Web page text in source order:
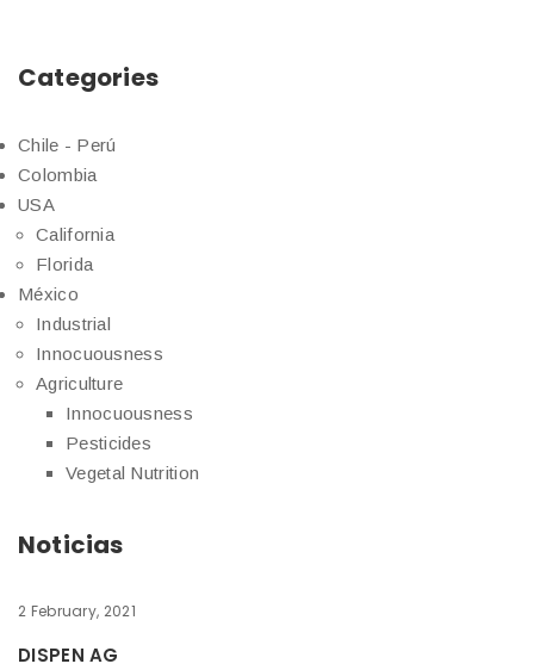
Categories
Chile - Perú
Colombia
USA
California
Florida
México
Industrial
Innocuousness
Agriculture
Innocuousness
Pesticides
Vegetal Nutrition
Noticias
2 February, 2021
DISPEN AG